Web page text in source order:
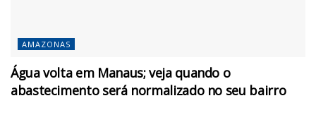
AMAZONAS
Água volta em Manaus; veja quando o
abastecimento será normalizado no seu bairro